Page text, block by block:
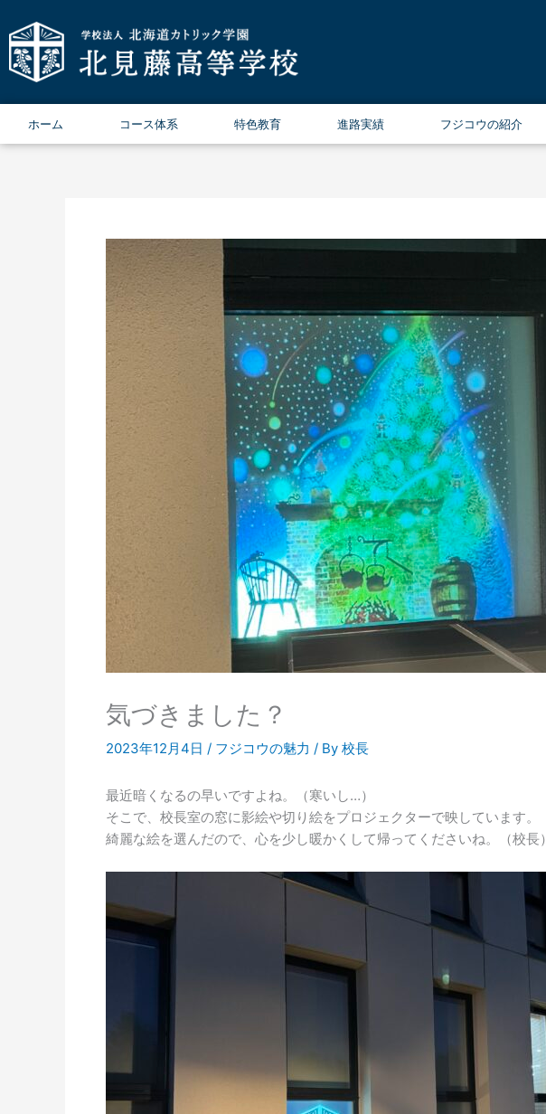
容
を
ス
プ
ホーム コース体系 特色教育 進路実績 フジコウの紹介
気づきました？
2023年12月4日 / フジコウの魅力 / By 校長
最近暗くなるの早いですよね。（寒いし…）
そこで、校長室の窓に影絵や切り絵をプロジェクターで映しています。
綺麗な絵を選んだので、心を少し暖かくして帰ってくださいね。（校長）